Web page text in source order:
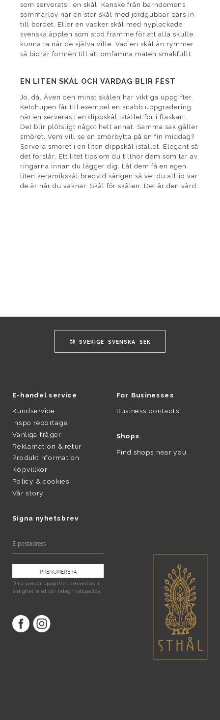
som serverats i en skål. Kanske från barndomens
sommarlov när en stor skål med jordgubbar bars in
till bordet. Eller en vacker skål med nyplockade
svenska äpplen som stod framme för att alla skulle
kunna ta när de själva ville. Vad en skål än rymmer
så bidrar formen till att omfamna maten smakfullt.
EN LITEN SKÅL OCH VARDAG BLIR FEST
Jo, då. Även den minst skålen har viktiga uppgifter.
Ketchupen får till exempel en snabb uppgradering
när en serveras i en dippskål istället för i flaskan.
Det blir plötsligt något helt annat. Samma sak gäller
smöret. Vem vill se en smörbytta på en fin middag?
Servera smöret i en liten dippskål istället. Elegant så
det förslår. Ett litet tips om du tillhör dem som tar av
ringarna innan du lägger dig. Låt dem få en egen
liten keramikskål bredvid sängen så vet du alltid var
de är när du vaknar. Skål för skålen. Det är den värd.
SVERIGE SVENSKA SEK
E-handel service
Kundservice
Inspo reportage
Vanliga frågor
Reklamation & retur
Produktinformation
Köpvillkor
Policy & cookies
Vår story
Signa nyhetsbrev
PRENUMERERA
Dina personuppgifter behandlas i
enlighet med vår integritetspolicy.
For Businesses
Business contacts
Shops
Find shops near you